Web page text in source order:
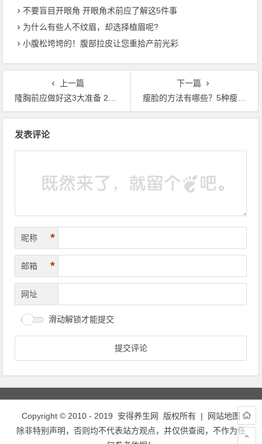
不要盲目开眼角 开眼角术前应了解这5件事
为什么有些人不纹眉，却选择植眉呢?
小腹松垮垮的！腹部拉皮让您重拾产前光彩
上一篇
隆胸前应做好这3大准备 2大隆胸整形类型你应了解
下一篇
瘦脸的方法有哪些？5种瘦脸方法供你选择
发表评论
昵称 *
邮箱 *
网址
滑动解锁才能提交
Copyright © 2010 - 2019 安得养生网 版权所有 |
网站地图
除非特别声明，否则均不代表站方观点，并仅供查阅，不作为任